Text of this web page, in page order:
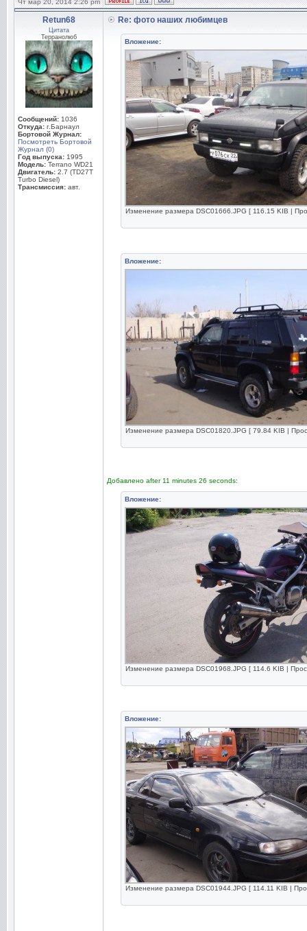
Чт мар 20, 2014 2:26 pm
Retun68
Цитата
Терранолюб
Сообщений: 1036
Откуда: г.Барнаул
Бортовой Журнал:
Посмотреть Бортовой
Журнал (0)
Год выпуска: 1995
Модель: Terrano WD21
Двигатель: 2.7 (TD27T
Turbo Diesel)
Трансмиссия: авт.
Re: фото наших любимцев
Вложение:
Изменение размера DSC01666.JPG [ 116.15 KIB |
Вложение:
Изменение размера DSC01820.JPG [ 79.84 KIB |
Добавлено after 11 minutes 26 seconds:
Вложение:
Изменение размера DSC01968.JPG [ 114.6 KIB |
Вложение:
Изменение размера DSC01944.JPG [ 114.11 KIB |